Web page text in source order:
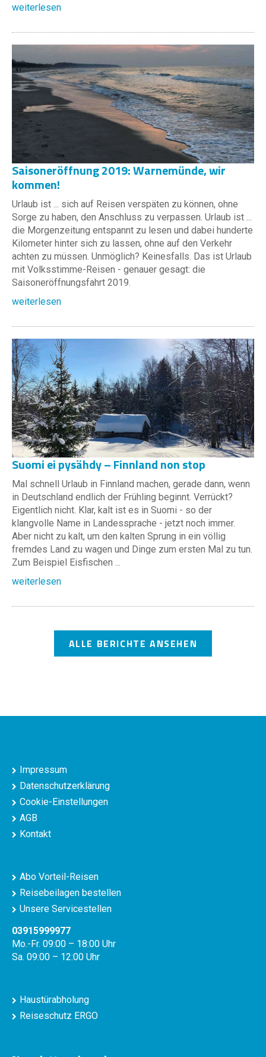
weiterlesen
Saisoneröffnung 2019: Warnemünde, wir
kommen!
Urlaub ist ... sich auf Reisen verspäten zu können, ohne
Sorge zu haben, den Anschluss zu verpassen. Urlaub ist ...
die Morgenzeitung entspannt zu lesen und dabei hunderte
Kilometer hinter sich zu lassen, ohne auf den Verkehr
achten zu müssen. Unmöglich? Keinesfalls. Das ist Urlaub
mit Volksstimme-Reisen - genauer gesagt: die
Saisoneröffnungsfahrt 2019.
weiterlesen
Suomi ei pysähdy – Finnland non stop
Mal schnell Urlaub in Finnland machen, gerade dann, wenn
in Deutschland endlich der Frühling beginnt. Verrückt?
Eigentlich nicht. Klar, kalt ist es in Suomi - so der
klangvolle Name in Landessprache - jetzt noch immer.
Aber nicht zu kalt, um den kalten Sprung in ein völlig
fremdes Land zu wagen und Dinge zum ersten Mal zu tun.
Zum Beispiel Eisfischen ...
weiterlesen
ALLE BERICHTE ANSEHEN
Impressum
Datenschutzerklärung
Cookie-Einstellungen
AGB
Kontakt
Abo Vorteil-Reisen
Reisebeilagen bestellen
Unsere Servicestellen
03915999977
Mo.-Fr. 09:00 – 18:00 Uhr
Sa. 09:00 – 12:00 Uhr
Haustürabholung
Reiseschutz ERGO